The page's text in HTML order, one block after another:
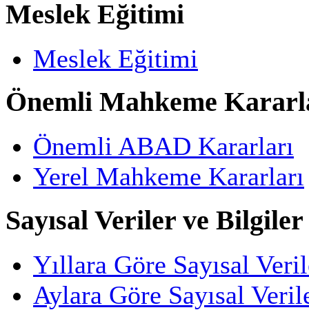
Meslek Eğitimi
Meslek Eğitimi
Önemli Mahkeme
Önemli ABAD Kararları
Yerel Mahkeme Kararları
Sayısal Veriler ve Bilgiler
Yıllara Göre Sayısal
Aylara Göre Sayısal